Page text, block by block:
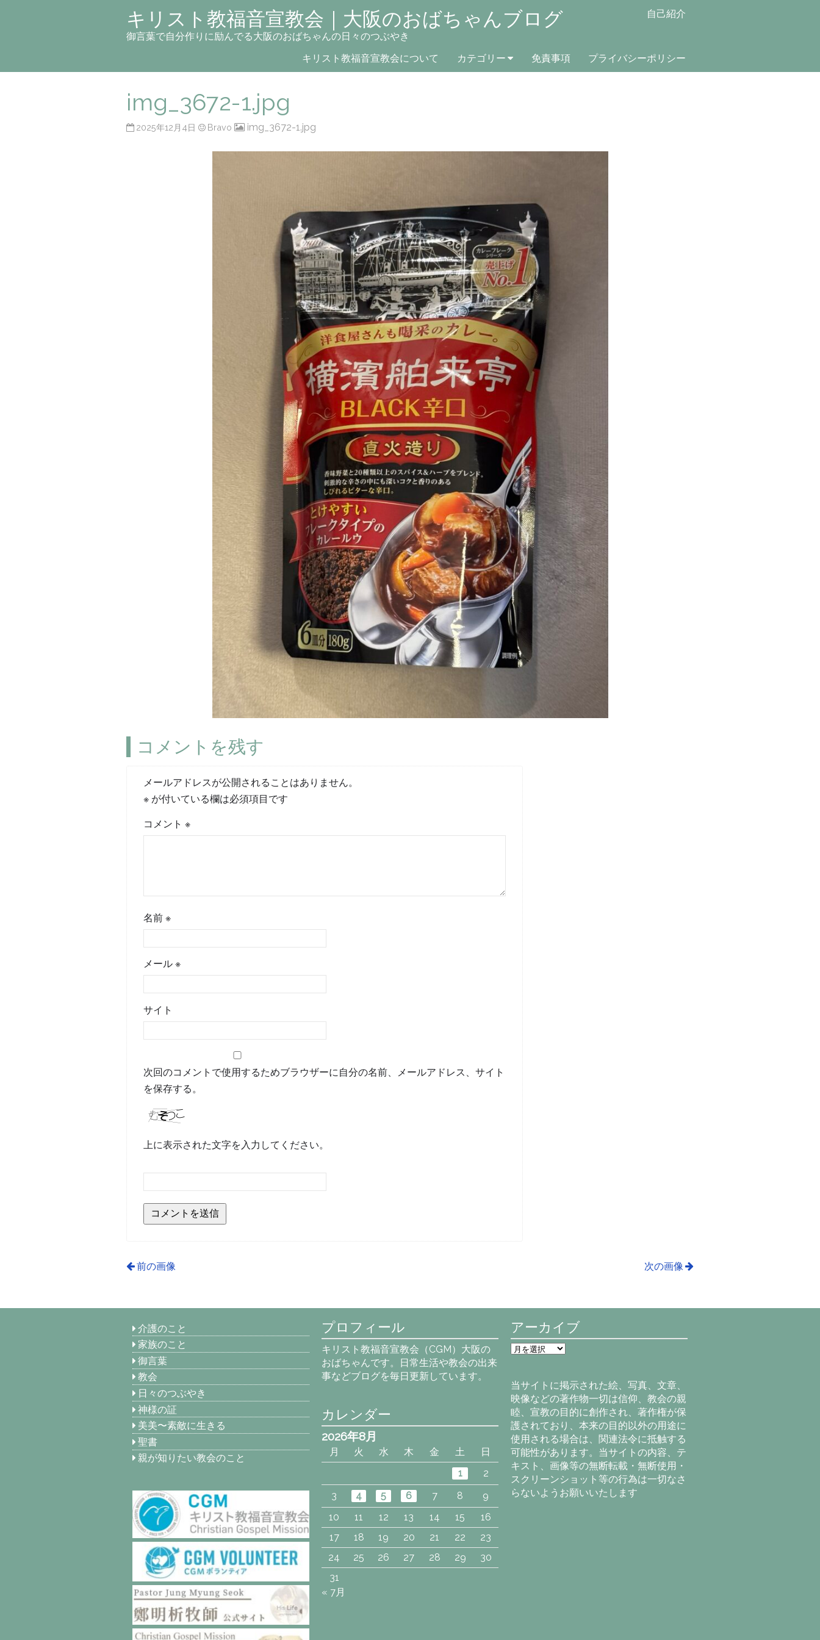
キリスト教福音宣教会｜大阪のおばちゃんブログ
御言葉で自分作りに励んでる大阪のおばちゃんの日々のつぶやき
自己紹介
キリスト教福音宣教会について カテゴリー 免責事項 プライバシーポリシー
img_3672-1.jpg
2025年12月4日 Bravo img_3672-1.jpg
コメントを残す
メールアドレスが公開されることはありません。
※ が付いている欄は必須項目です
コメント※
名前※
メール※
サイト
次回のコメントで使用するためブラウザーに自分の名前、メールアドレス、サイト
を保存する。
上に表示された文字を入力してください。
次の画像
前の画像
介護のこと
家族のこと
御言葉
教会
日々のつぶやき
神様の証
美美〜素敵に生きる
聖書
親が知りたい教会のこと
プロフィール
キリスト教福音宣教会（CGM）大阪の
おばちゃんです。日常生活や教会の出来
事などブログを毎日更新しています。
アーカイブ
ア
ー
ブ
当サイトに掲示された絵、写真、文章、
映像などの著作物一切は信仰、教会の親
睦、宣教の目的に創作され、著作権が保
護されており、本来の目的以外の用途に
使用される場合は、関連法令に抵触する
可能性があります。当サイトの内容、テ
キスト、画像等の無断転載・無断使用・
スクリーンショット等の行為は一切なさ
らないようお願いいたします
カレンダー
2026年8月
月 火 水 木 金 土
日
1
2
3
4 5 6 7 8
9
10
11 12 13 14 15
16
17
18 19 20 21 22
23
24
25 26 27 28 29
30
31
« 7月